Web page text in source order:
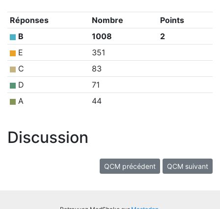
Réponses Nombre
Points
B
1008
2
E
351
C
83
D
71
A
44
Discussion
QCM précédent QCM suivant